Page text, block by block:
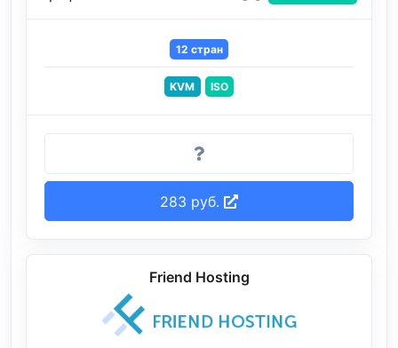
12 стран
KVM ISO
283 руб.
Friend Hosting